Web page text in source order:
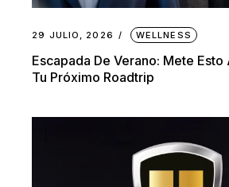
29 JULIO, 2026 WELLNESS
Escapada De Verano: Mete Esto
Tu Próximo Roadtrip